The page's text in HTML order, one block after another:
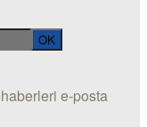
e-posta